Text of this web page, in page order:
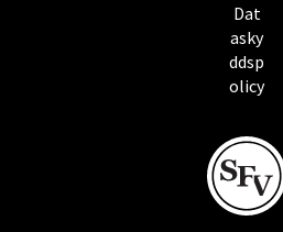
Dat
asky
ddsp
olicy